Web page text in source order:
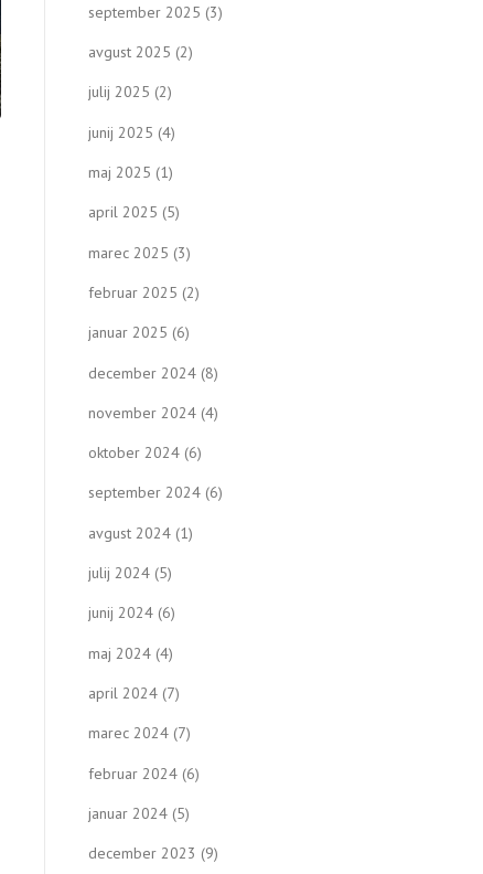
september 2025 (3)
avgust 2025 (2)
julij 2025 (2)
junij 2025 (4)
maj 2025 (1)
april 2025 (5)
marec 2025 (3)
februar 2025 (2)
januar 2025 (6)
december 2024 (8)
november 2024 (4)
oktober 2024 (6)
september 2024 (6)
avgust 2024 (1)
julij 2024 (5)
junij 2024 (6)
maj 2024 (4)
april 2024 (7)
marec 2024 (7)
februar 2024 (6)
januar 2024 (5)
december 2023 (9)